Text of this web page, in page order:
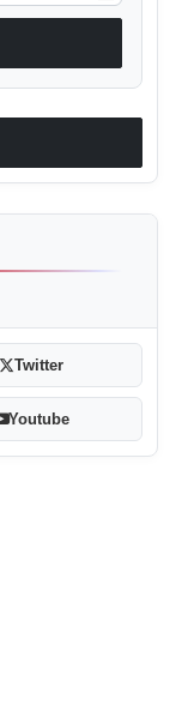
Twitter
Youtube